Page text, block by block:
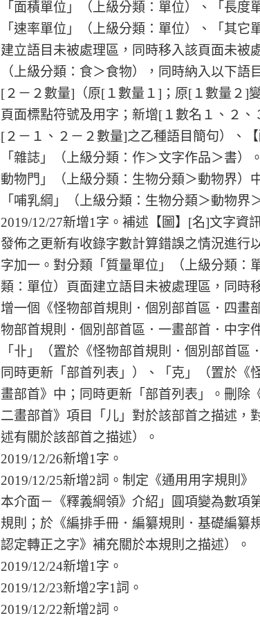
「面積單位」（上級分類：單位）、「長度
「速率單位」（上級分類：單位）、「其它
建立語目未被處理區，同時移入該頁面未被
（上級分類：食＞食物），同時納入以下語
[２－２數量]（原[１數量１]；原[１數量２]
頁面標點符號及用字；新增[１數名１、２
[２－１、２－２數量]之乙種語目簡句）、
「雜誌」（上級分類：作＞文字作品＞書）
動物門」（上級分類：生物分類＞動物界）
「哺乳綱」（上級分類：生物分類＞動物界
2019/12/27新增1字。補述【圙】[名]文字資
發佈之更新有收錄字數計算錯誤之情況進行
字加一。對分類「質量單位」（上級分類：
類：單位）頁面建立語目未被處理區，同時
增一個《怪物部首規則．個別部首區．四畫
物部首規則．個別部首區．一畫部首．中字
「卝」（置於《怪物部首規則．個別部首區
同時更新「部首列表」）、「克」（置於《
畫部首》中；同時更新「部首列表」。刪除
二畫部首》項目「儿」對於該部首之描述，
述有關於該部首之描述）。
2019/12/26新增1字。
2019/12/25新增2詞。制定《通用用字規則
本介面－《釋義綱領》介紹」圓項變為數項
規則；於《編排手冊．編纂規則．基礎編纂
認定轉正之字》補充關於本規則之描述）。
2019/12/24新增1字。
2019/12/23新增2字1詞。
2019/12/22新增2詞。